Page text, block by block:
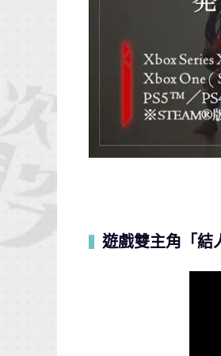
遊戲雙主角「結